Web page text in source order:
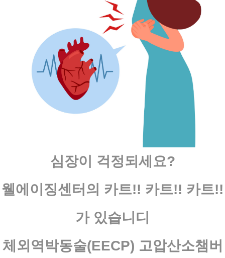
심장이 걱정되세요?
웰에이징센터의 카트!! 카트!! 카트!!
가 있습니디
체외역박동술(EECP) 고압산소챔버